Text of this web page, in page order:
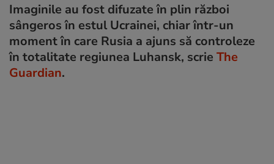
Imaginile au fost difuzate în plin război
sângeros în estul Ucrainei, chiar într-un
moment în care Rusia a ajuns să controleze
în totalitate regiunea Luhansk, scrie The
Guardian.